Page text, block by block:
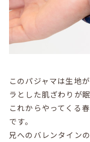
このパジャマは生地
ラとした肌ざわりが
これからやってくる
です。
兄へのバレンタイン